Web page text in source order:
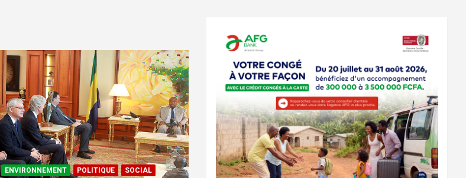
ENVIRONNEMENT POLITIQUE
SOCIAL